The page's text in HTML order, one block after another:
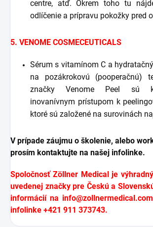
centre, atď. Okrem toho tu
odlíčenie a prípravu pokožky pred
5. VENOME COSMECEUTICALS
Sérum s vitamínom C a
na pozákrokovú (pooperačnú)
značky Venome Peel sú
inovanívnym prístupom k
ktoré sú založené na surovinách
V prípade záujmu o školenie, alebo
prosím kontaktujte na našej infolinke.
Spoločnosť Zöllner Medical je
uvedenej značky pre Českú a
informácií na info@zollnermedical.com
infolinke +421 911 373743.